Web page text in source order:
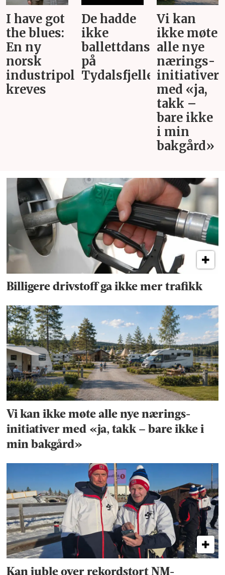
De hadde
ikke
ballettdansere
på
Tydalsfjellet
Vi kan
ikke møte
alle nye
nærings­
initiativer
Svar på
«Gi alle
barn en
rettferdig
start»
Billigere drivstoff ga ikke mer trafikk
Vi kan ikke møte alle nye nærings­
initiativer med «ja, takk – bare ikke i
min bakgård»
Kan juble over rekordstort NM-